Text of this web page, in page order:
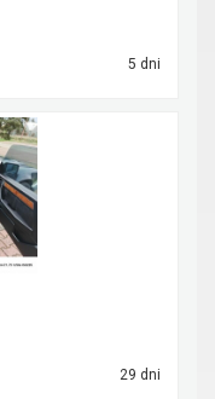
5 dni
29 dni